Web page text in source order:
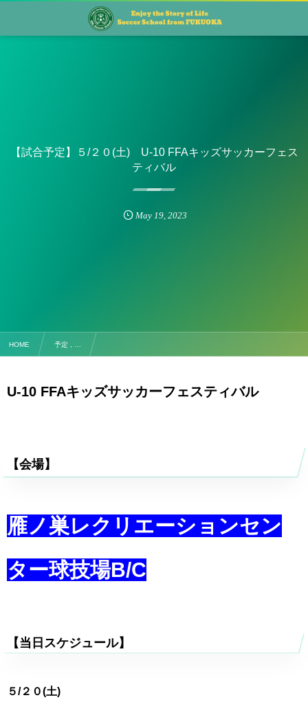
【試合予定】５/２０(土) U-10 FFAキッズサッカーフェス
ティバル
May 19,2023
HOME 予定 , …
U-10 FFAキッズサッカーフェスティバル
【会場】
雁ノ巣レクリエーションセン
ター球技場B/C
【当日スケジュール】
５/２０(土)